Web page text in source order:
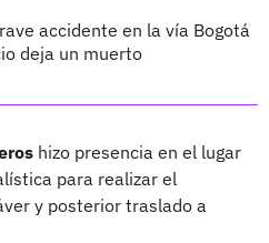
accidente en la vía Bogotá
deja un muerto
hizo presencia en el lugar
para realizar el
y posterior traslado a